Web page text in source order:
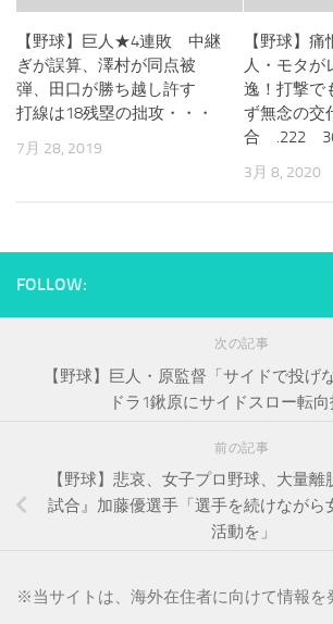
【野球】巨人★4連敗 中継
ぎが誤算、澤村が同点被
弾、田口が勝ち越し許す
打線は18残塁の拙攻・・・
7月 28, 2019
【野球】
人・モタが
逸！打撃で
ず無念の
合 .222
3月 8, 2020
FOLLOW:
次の記事
【野球】巨人・原監督「サイドで投げ
ドラ1鍬原にサイドスロー転向
前の記事
【野球】悲哀、女子プロ野球、大量離
試合』加藤優選手「選手を続けながら
活動を」
※当サイトは、海外在住者に向けて情報を